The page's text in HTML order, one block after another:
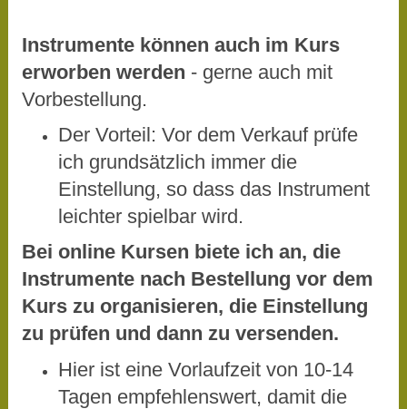
Instrumente können auch im Kurs
erworben werden - gerne auch mit
Vorbestellung.
Der Vorteil: Vor dem Verkauf prüfe
ich grundsätzlich immer die
Einstellung, so dass das Instrument
leichter spielbar wird.
Bei online Kursen biete ich an, die
Instrumente nach Bestellung vor dem
Kurs zu organisieren, die Einstellung
zu prüfen und dann zu versenden.
Hier ist eine Vorlaufzeit von 10-14
Tagen empfehlenswert, damit die